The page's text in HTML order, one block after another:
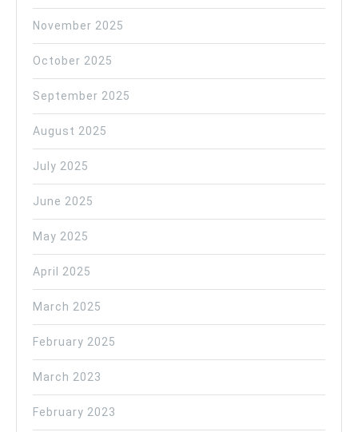
November 2025
October 2025
September 2025
August 2025
July 2025
June 2025
May 2025
April 2025
March 2025
February 2025
March 2023
February 2023